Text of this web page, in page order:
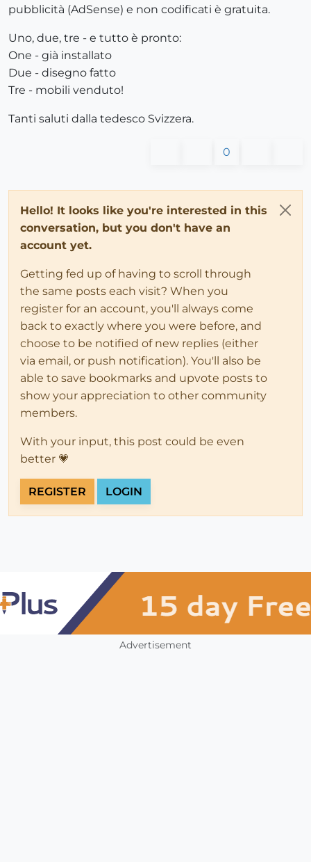
pubblicità (AdSense) e non codificati è gratuita.
Uno, due, tre - e tutto è pronto:
One - già installato
Due - disegno fatto
Tre - mobili venduto!
Tanti saluti dalla tedesco Svizzera.
0
Hello! It looks like you're interested in this
conversation, but you don't have an
account yet.
Getting fed up of having to scroll through
the same posts each visit? When you
register for an account, you'll always come
back to exactly where you were before, and
choose to be notified of new replies (either
via email, or push notification). You'll also be
able to save bookmarks and upvote posts to
show your appreciation to other community
members.
With your input, this post could be even
better 💗
REGISTER LOGIN
Advertisement